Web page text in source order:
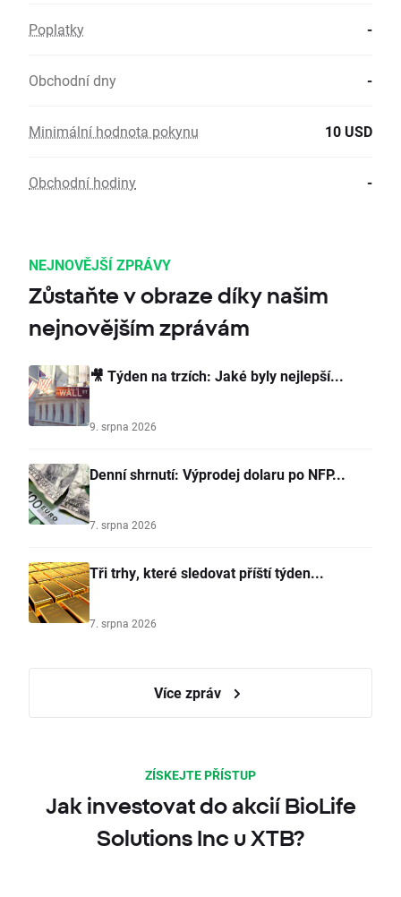
Poplatky -
Obchodní dny -
Minimální hodnota pokynu 10 USD
Obchodní hodiny -
NEJNOVĚJŠÍ ZPRÁVY
Zůstaňte v obraze díky našim
nejnovějším zprávám
🎥 Týden na trzích: Jaké byly nejlepší...
9. srpna 2026
Denní shrnutí: Výprodej dolaru po NFP...
7. srpna 2026
Tři trhy, které sledovat příští týden...
7. srpna 2026
Více zpráv
ZÍSKEJTE PŘÍSTUP
Jak investovat do akcií BioLife
Solutions Inc u XTB?